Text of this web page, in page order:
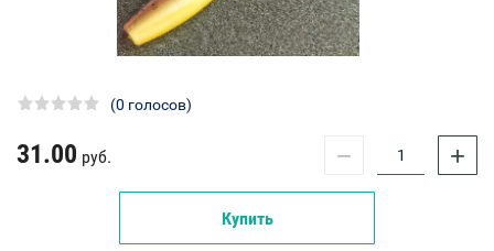
(0 голосов)
31.00 руб. − +
Купить